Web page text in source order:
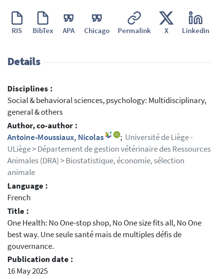
RIS BibTex APA Chicago Permalink X Linkedin
Details
Disciplines :
Social & behavioral sciences, psychology: Multidisciplinary,
general & others
Author, co-author :
Antoine-Moussiaux, Nicolas
; Université de Liège -
ULiège > Département de gestion vétérinaire des Ressources
Animales (DRA) > Biostatistique, économie, sélection
animale
Language :
French
Title :
One Health: No One-stop shop, No One size fits all, No One
best way. Une seule santé mais de multiples défis de
gouvernance.
Publication date :
16 May 2025